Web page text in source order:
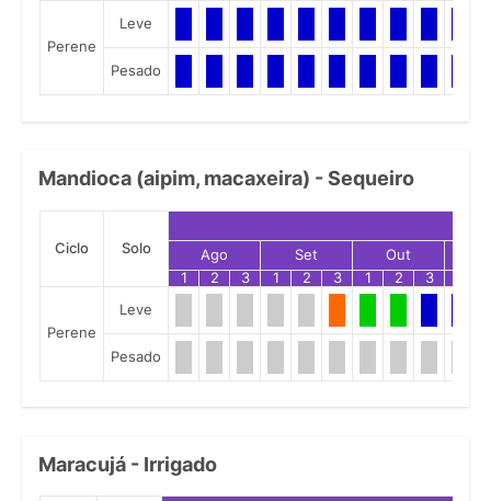
Perene
Leve
Pesado
Mandioca (aipim, macaxeira) - Sequeiro
Ciclo Solo Ago Set Out
1
2 3 1 2 3 1 2 3
Perene
Leve
Pesado
Maracujá - Irrigado